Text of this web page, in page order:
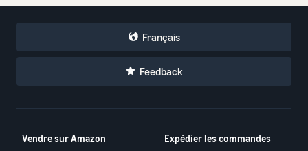
Français
Feedback
Vendre sur Amazon
Expédier les commandes